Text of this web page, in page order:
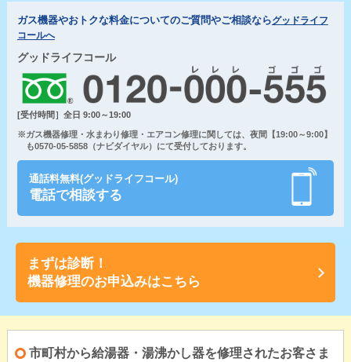
ガス機器やおトクな料金についてのご質問やご相談ならグッドライフ
コールへ
グッドライフコール
[受付時間］全日 9:00～19:00
※ガス機器修理・水まわり修理・エアコン修理に関しては、夜間【19:00～9:00】
も0570-05-5858（ナビダイヤル）にて受付しております。
通話料無料(グッドライフコール)
電話で相談する
まずは診断！
機器修理のお申込みはこちら
市町村から給湯器・湯沸かし器を修理されたお客さま